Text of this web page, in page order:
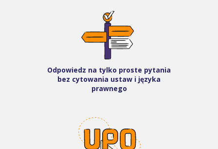
Odpowiedz na tylko proste pytania
bez cytowania ustaw i języka
prawnego